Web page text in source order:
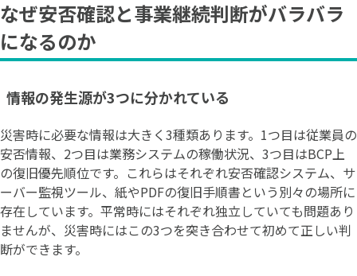
なぜ安否確認と事業継続判断がバラバラ
になるのか
情報の発生源が3つに分かれている
災害時に必要な情報は大きく3種類あります。1つ目は従業員の
安否情報、2つ目は業務システムの稼働状況、3つ目はBCP上
の復旧優先順位です。これらはそれぞれ安否確認システム、サ
ーバー監視ツール、紙やPDFの復旧手順書という別々の場所に
存在しています。平常時にはそれぞれ独立していても問題あり
ませんが、災害時にはこの3つを突き合わせて初めて正しい判
断ができます。